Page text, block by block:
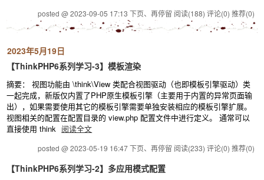
posted @ 2023-09-05 17:13 下页、再停留 阅读(188) 评论(0) 推荐(0)
2023年5月19日
【ThinkPHP6系列学习-3】模板渲染
摘要： 视图功能由 \think\View 类配合视图驱动（也即模板引擎驱动）类
一起完成，新版仅内置了PHP原生模板引擎（主要用于内置的异常页面输
出），如果需要使用其它的模板引擎需要单独安装相应的模板引擎扩展。
视图相关的配置在配置目录的 view.php 配置文件中进行定义。 通常可以
直接使用 think 阅读全文
posted @ 2023-05-19 16:47 下页、再停留 阅读(233) 评论(0) 推荐(0)
【ThinkPHP6系列学习-2】多应用模式配置